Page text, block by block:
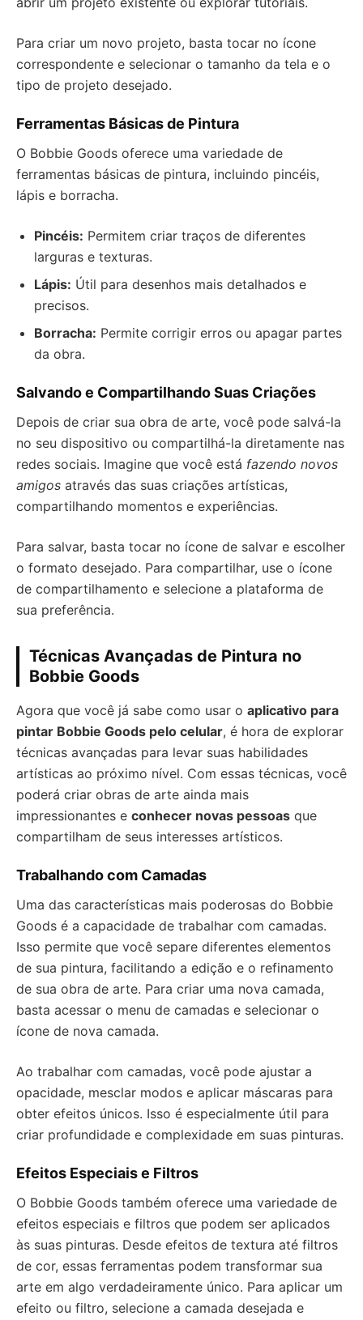
Para criar um novo projeto, basta tocar no ícone
correspondente e selecionar o tamanho da tela e o
tipo de projeto desejado.
Ferramentas Básicas de Pintura
O Bobbie Goods oferece uma variedade de
ferramentas básicas de pintura, incluindo pincéis,
lápis e borracha.
Pincéis: Permitem criar traços de diferentes
larguras e texturas.
Lápis: Útil para desenhos mais detalhados e
precisos.
Borracha: Permite corrigir erros ou apagar partes
da obra.
Salvando e Compartilhando Suas Criações
Depois de criar sua obra de arte, você pode salvá-la
no seu dispositivo ou compartilhá-la diretamente nas
redes sociais. Imagine que você está fazendo novos
amigos através das suas criações artísticas,
compartilhando momentos e experiências.
Para salvar, basta tocar no ícone de salvar e escolher
o formato desejado. Para compartilhar, use o ícone
de compartilhamento e selecione a plataforma de
sua preferência.
Técnicas Avançadas de Pintura no
Bobbie Goods
Agora que você já sabe como usar o aplicativo para
pintar Bobbie Goods pelo celular, é hora de explorar
técnicas avançadas para levar suas habilidades
artísticas ao próximo nível. Com essas técnicas, você
poderá criar obras de arte ainda mais
impressionantes e conhecer novas pessoas que
compartilham de seus interesses artísticos.
Trabalhando com Camadas
Uma das características mais poderosas do Bobbie
Goods é a capacidade de trabalhar com camadas.
Isso permite que você separe diferentes elementos
de sua pintura, facilitando a edição e o refinamento
de sua obra de arte. Para criar uma nova camada,
basta acessar o menu de camadas e selecionar o
ícone de nova camada.
Ao trabalhar com camadas, você pode ajustar a
opacidade, mesclar modos e aplicar máscaras para
obter efeitos únicos. Isso é especialmente útil para
criar profundidade e complexidade em suas pinturas.
Efeitos Especiais e Filtros
O Bobbie Goods também oferece uma variedade de
efeitos especiais e filtros que podem ser aplicados
às suas pinturas. Desde efeitos de textura até filtros
de cor, essas ferramentas podem transformar sua
arte em algo verdadeiramente único. Para aplicar um
efeito ou filtro, selecione a camada desejada e